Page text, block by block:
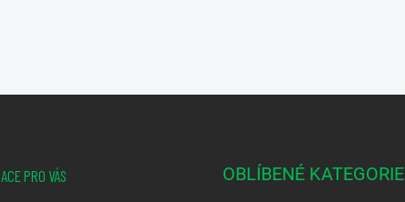
PRO VÁS OBLÍBENÉ KATEGORIE